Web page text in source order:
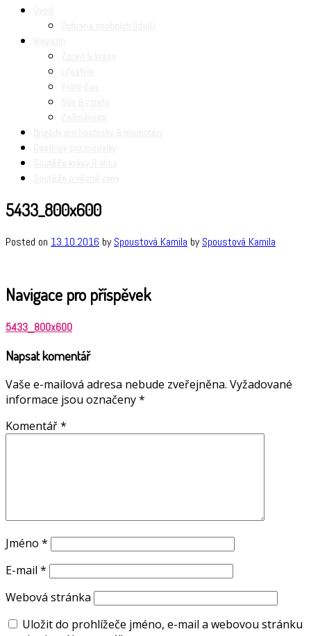
5433_800x600
Posted on 13.10.2016 bySpoustová Kamila bySpoustová Kamila
Navigace pro příspěvek
5433_800x600
Napsat komentář
Vaše e-mailová adresa nebude zveřejněna. Vyžadované
informace jsou označeny*
Komentář*
Jméno *
E-mail *
Webová stránka
Uložit do prohlížeče jméno, e-mail a webovou stránku